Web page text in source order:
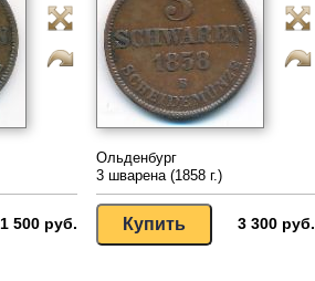
1 500 руб.
Ольденбург
3 шварена (1858 г.)
3 300 руб.